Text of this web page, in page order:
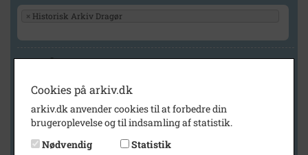
× Historisk Arkiv Dragør
Geografi
Generelt
Vis kun med billeder
Cookies på arkiv.dk
arkiv.dk anvender cookies til at forbedre din
brugeroplevelse og til indsamling af statistik.
Nødvendig
Statistik